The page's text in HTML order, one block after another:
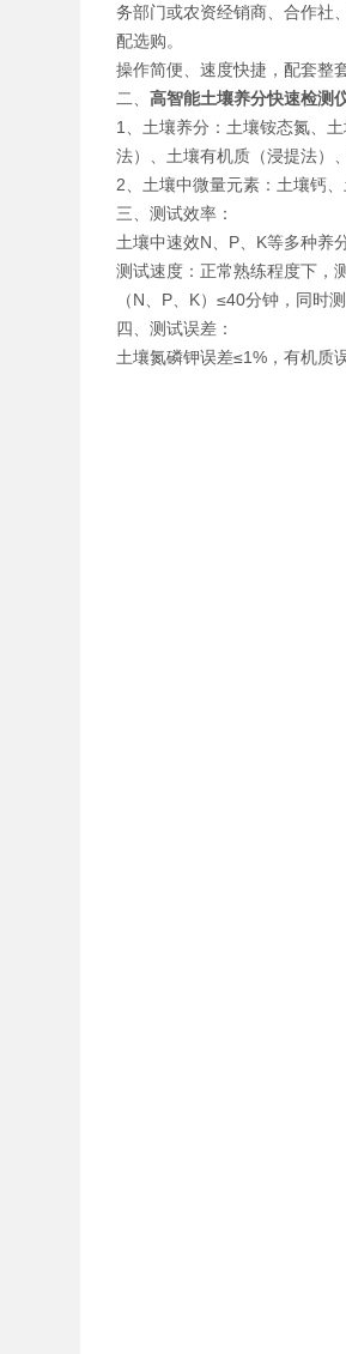
务部门或农资经销商、合作社
配选购。
操作简便、速度快捷，配套整
二、高智能土壤养分快速检测
1、土壤养分：土壤铵态氮、
法）、土壤有机质（浸提法）
2、土壤中微量元素：土壤钙
三、测试效率：
土壤中速效N、P、K等多种养
测试速度：正常熟练程度下，
（N、P、K）≤40分钟，同时
四、测试误差：
土壤氮磷钾误差≤1%，有机质